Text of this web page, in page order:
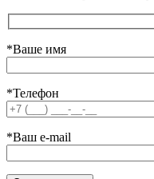
*Ваше имя
*Телефон
*Ваш e-mail